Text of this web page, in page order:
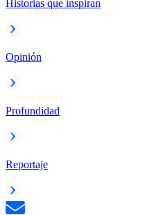
Historias que inspiran
Opinión
Profundidad
Reportaje